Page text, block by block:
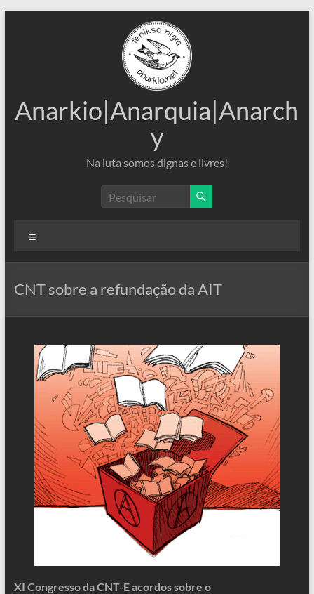
Anarkio|Anarquia|Anarch
y
Na luta somos dignas e livres!
CNT sobre a refundação da AIT
XI Congresso da CNT-E acordos sobre o